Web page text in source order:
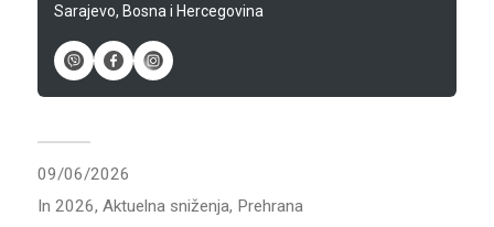
Sarajevo, Bosna i Hercegovina
09/06/2026
In 2026, Aktuelna sniženja, Prehrana